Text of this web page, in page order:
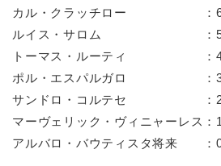
カル・クラッチロー ：
ルイス・サロム ：
トーマス・ルーティ ：
ポル・エスパルガロ ：
サンドロ・コルテセ ：
マーヴェリック・ヴィニャーレス：
アルバロ・バウティスタ将来 ：